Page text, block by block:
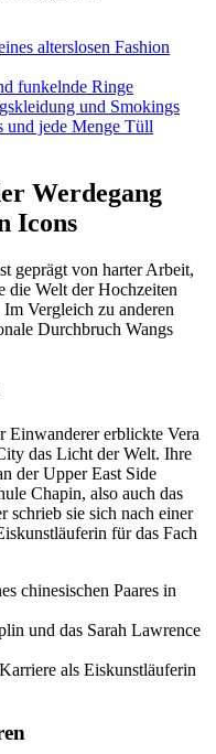
alterslosen Fashion
funkelnde Ringe
und Smokings
und jede Menge Tüll
Werdegang
Icons
geprägt von harter Arbeit,
die Welt der Hochzeiten
Vergleich zu anderen
Durchbruch Wangs
Einwanderer erblickte Vera
das Licht der Welt. Ihre
der Upper East Side
Chapin, also auch das
schrieb sie sich nach einer
für das Fach
chinesischen Paares in
und das Sarah Lawrence
als Eiskunstläuferin